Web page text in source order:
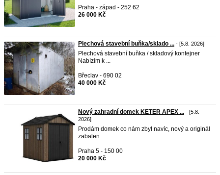
Praha - západ - 252 62
26 000 Kč
Plechová stavební buňka/sklado ... - [5.8. 2026]
Plechová stavební buňka / skladový kontejner
Nabízím k ...
Břeclav - 690 02
40 000 Kč
Nový zahradní domek KETER APEX ... - [5.8.
2026]
Prodám domek co nám zbyl navíc, nový a originál
zabalen ...
Praha 5 - 150 00
20 000 Kč